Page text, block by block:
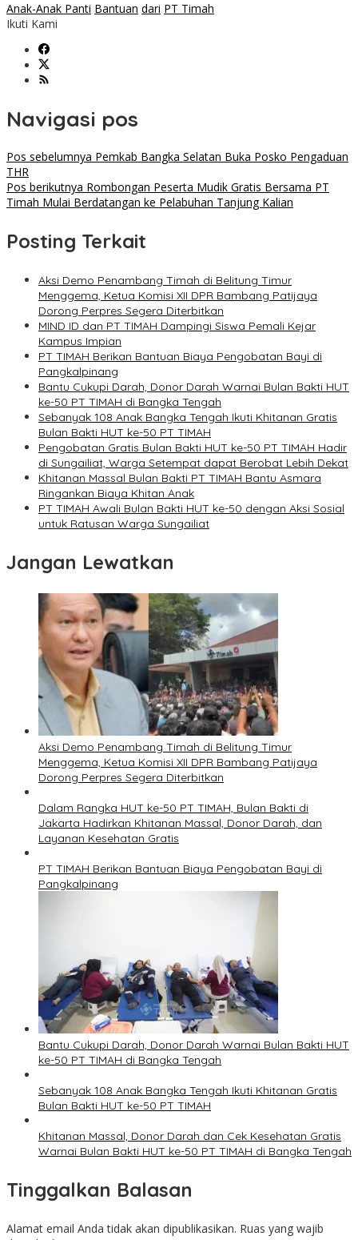
Anak-Anak Panti Bantuan dari PT Timah
Ikuti Kami
Navigasi pos
Pos sebelumnya Pemkab Bangka Selatan Buka Posko Pengaduan
THR
Pos berikutnya Rombongan Peserta Mudik Gratis Bersama PT
Timah Mulai Berdatangan ke Pelabuhan Tanjung Kalian
Posting Terkait
Aksi Demo Penambang Timah di Belitung Timur
Menggema, Ketua Komisi XII DPR Bambang Patijaya
Dorong Perpres Segera Diterbitkan
MIND ID dan PT TIMAH Dampingi Siswa Pemali Kejar
Kampus Impian
PT TIMAH Berikan Bantuan Biaya Pengobatan Bayi di
Pangkalpinang
Bantu Cukupi Darah, Donor Darah Warnai Bulan Bakti HUT
ke-50 PT TIMAH di Bangka Tengah
Sebanyak 108 Anak Bangka Tengah Ikuti Khitanan Gratis
Bulan Bakti HUT ke-50 PT TIMAH
Pengobatan Gratis Bulan Bakti HUT ke-50 PT TIMAH Hadir
di Sungailiat, Warga Setempat dapat Berobat Lebih Dekat
Khitanan Massal Bulan Bakti PT TIMAH Bantu Asmara
Ringankan Biaya Khitan Anak
PT TIMAH Awali Bulan Bakti HUT ke-50 dengan Aksi Sosial
untuk Ratusan Warga Sungailiat
Jangan Lewatkan
Aksi Demo Penambang Timah di Belitung Timur
Menggema, Ketua Komisi XII DPR Bambang Patijaya
Dorong Perpres Segera Diterbitkan
Dalam Rangka HUT ke-50 PT TIMAH, Bulan Bakti di
Jakarta Hadirkan Khitanan Massal, Donor Darah, dan
Layanan Kesehatan Gratis
PT TIMAH Berikan Bantuan Biaya Pengobatan Bayi di
Pangkalpinang
Bantu Cukupi Darah, Donor Darah Warnai Bulan Bakti HUT
ke-50 PT TIMAH di Bangka Tengah
Sebanyak 108 Anak Bangka Tengah Ikuti Khitanan Gratis
Bulan Bakti HUT ke-50 PT TIMAH
Khitanan Massal, Donor Darah dan Cek Kesehatan Gratis
Warnai Bulan Bakti HUT ke-50 PT TIMAH di Bangka Tengah
Tinggalkan Balasan
Alamat email Anda tidak akan dipublikasikan. Ruas yang wajib